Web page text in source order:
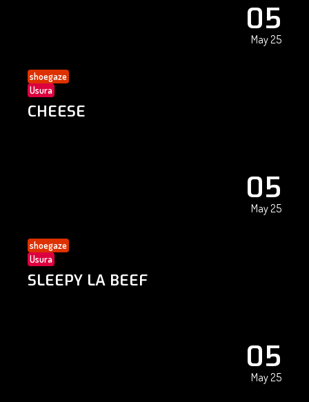
05
May 25
shoegaze
Usura
CHEESE
05
May 25
shoegaze
Usura
SLEEPY LA BEEF
05
May 25